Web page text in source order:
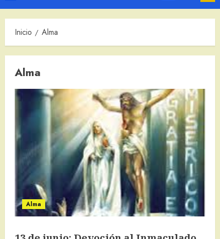
principal
Inicio Alma
Alma
Alma